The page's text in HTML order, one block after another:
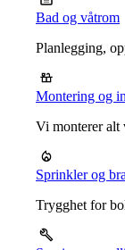
Bad og våtrom
Planlegging,
Montering og
Vi monterer alt
Sprinkler og
Trygghet for